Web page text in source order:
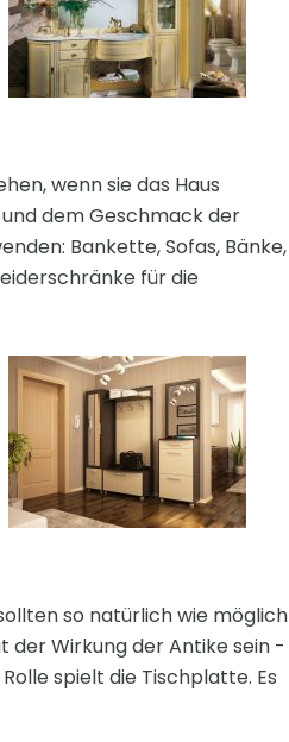
wenn sie das Haus
dem Geschmack der
Bankette, Sofas, Bänke,
für die
so natürlich wie möglich
der Wirkung der Antike sein -
spielt die Tischplatte. Es